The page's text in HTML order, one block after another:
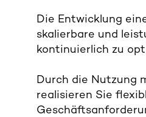
Die Entwicklung
skalierbare und
kontinuierlich zu
Durch die Nutzung
realisieren Sie